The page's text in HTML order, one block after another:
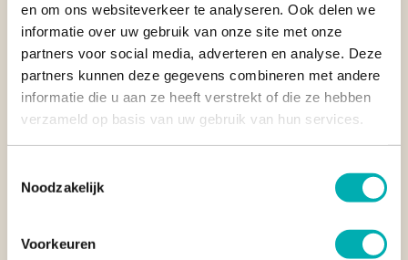
en om ons websiteverkeer te analyseren. Ook delen we
informatie over uw gebruik van onze site met onze
partners voor social media, adverteren en analyse. Deze
partners kunnen deze gegevens combineren met andere
informatie die u aan ze heeft verstrekt of die ze hebben
verzameld op basis van uw gebruik van hun services.
Noodzakelijk
Voorkeuren
PAASEILAND (RAPA NUI)
Op ruim 3.500 kilometer van het Chileense vasteland ligt
Paaseiland (Rapa Nui), een van de meest afgelegen bewoonde
eilanden ter wereld. Het eiland staat bekend om de
die je terugziet in de archeologische vindplaatsen en
eeuwenoude tradities.
GOED VOORBEREID OP REIS NAAR CHILI
Een goede voorbereiding zorgt ervoor dat je ontspannen en
zorgeloos door Chili reist. Hieronder tref je praktische